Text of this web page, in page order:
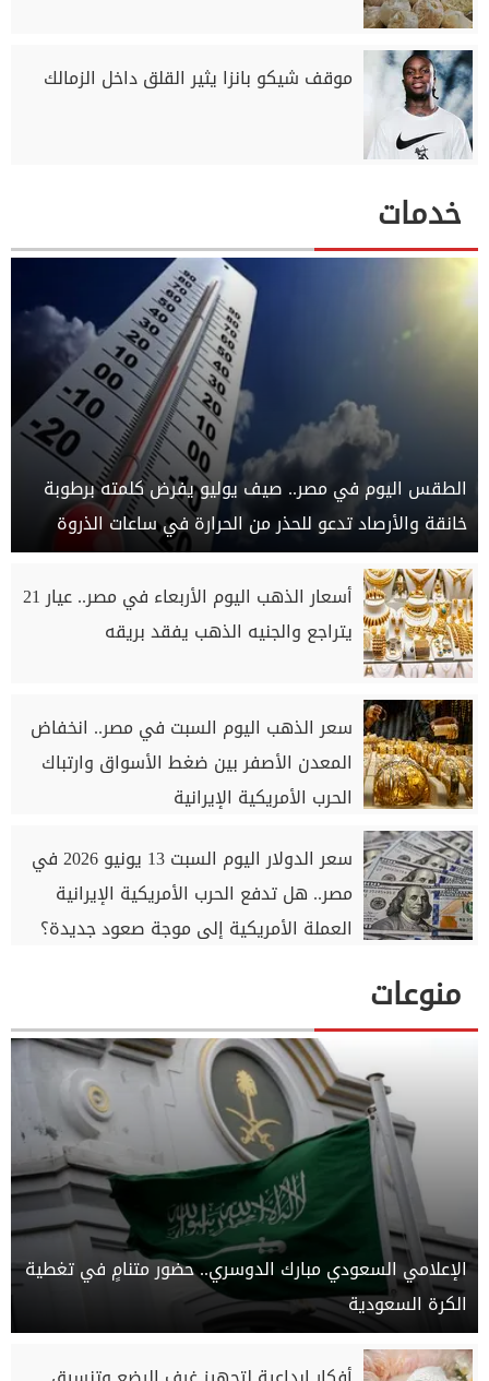
موقف شيكو بانزا يثير القلق داخل الزمالك
خدمات
الطقس اليوم في مصر.. صيف يوليو يفرض كلمته برطوبة
خانقة والأرصاد تدعو للحذر من الحرارة في ساعات الذروة
أسعار الذهب اليوم الأربعاء في مصر.. عيار 21
يتراجع والجنيه الذهب يفقد بريقه
سعر الذهب اليوم السبت في مصر.. انخفاض
المعدن الأصفر بين ضغط الأسواق وارتباك
الحرب الأمريكية الإيرانية
سعر الدولار اليوم السبت 13 يونيو 2026 في
مصر.. هل تدفع الحرب الأمريكية الإيرانية
العملة الأمريكية إلى موجة صعود جديدة؟
منوعات
الإعلامي السعودي مبارك الدوسري.. حضور متنامٍ في تغطية
الكرة السعودية